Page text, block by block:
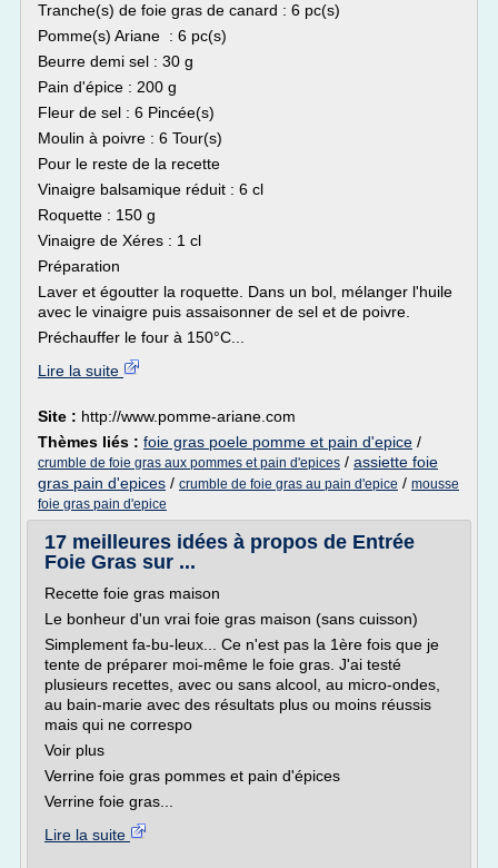
Tranche(s) de foie gras de canard : 6 pc(s)
Pomme(s) Ariane : 6 pc(s)
Beurre demi sel : 30 g
Pain d'épice : 200 g
Fleur de sel : 6 Pincée(s)
Moulin à poivre : 6 Tour(s)
Pour le reste de la recette
Vinaigre balsamique réduit : 6 cl
Roquette : 150 g
Vinaigre de Xéres : 1 cl
Préparation
Laver et égoutter la roquette. Dans un bol, mélanger l'huile
avec le vinaigre puis assaisonner de sel et de poivre.
Préchauffer le four à 150°C...
Lire la suite
Site : http://www.pomme-ariane.com
Thèmes liés : foie gras poele pomme et pain d'epice /
crumble de foie gras aux pommes et pain d'epices / assiette foie
gras pain d'epices / crumble de foie gras au pain d'epice / mousse
foie gras pain d'epice
17 meilleures idées à propos de Entrée
Foie Gras sur ...
Recette foie gras maison
Le bonheur d'un vrai foie gras maison (sans cuisson)
Simplement fa-bu-leux... Ce n'est pas la 1ère fois que je
tente de préparer moi-même le foie gras. J'ai testé
plusieurs recettes, avec ou sans alcool, au micro-ondes,
au bain-marie avec des résultats plus ou moins réussis
mais qui ne correspo
Voir plus
Verrine foie gras pommes et pain d'épices
Verrine foie gras...
Lire la suite